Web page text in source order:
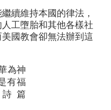
續維持本國的律法，
工墮胎和其他各樣社
國教會卻無法辦到這
為神
有福
篇